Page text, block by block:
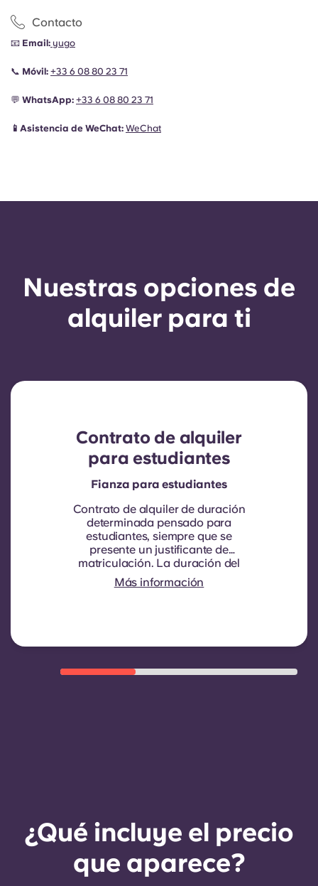
Contacto
📧 Email: yugo
📞 Móvil: +33 6 08 80 23 71
💬 WhatsApp: +33 6 08 80 23 71
📱Asistencia de WeChat: WeChat
Nuestras opciones de
alquiler para ti
Contrato de alquiler
para estudiantes
Fianza para estudiantes
Contrato de alquiler de duración
determinada pensado para
estudiantes, siempre que se
presente un justificante de
matriculación. La duración del
contrato es de nueve meses. La
renovación no es automática, pero
buen historial de pagos, un
disponibilidad de habitaciones.
Más información
¿Qué incluye el precio
que aparece?